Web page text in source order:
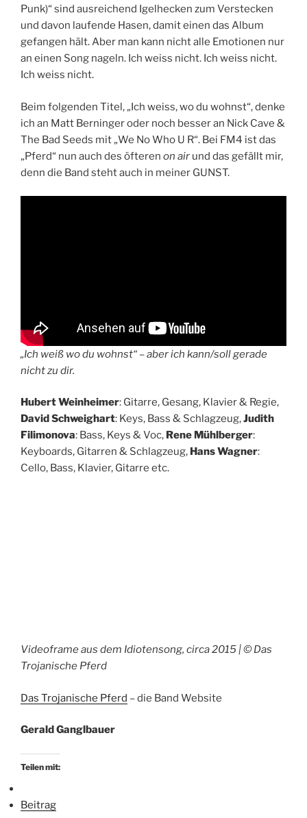
Punk)“ sind ausreichend Igelhecken zum Verstecken
und davon laufende Hasen, damit einen das Album
gefangen hält. Aber man kann nicht alle Emotionen nur
an einen Song nageln. Ich weiss nicht. Ich weiss nicht.
Ich weiss nicht.
Beim folgenden Titel, „Ich weiss, wo du wohnst“, denke
ich an Matt Berninger oder noch besser an Nick Cave &
The Bad Seeds mit „We No Who U R“. Bei FM4 ist das
„Pferd“ nun auch des öfteren on air und das gefällt mir,
denn die Band steht auch in meiner GUNST.
„Ich weiß wo du wohnst“ – aber ich kann/soll gerade
nicht zu dir.
Hubert Weinheimer: Gitarre, Gesang, Klavier & Regie,
David Schweighart: Keys, Bass & Schlagzeug,Judith
Filimonova: Bass, Keys & Voc, Rene Mühlberger:
Keyboards, Gitarren & Schlagzeug, Hans Wagner:
Cello, Bass, Klavier, Gitarre etc.
Videoframe aus dem Idiotensong, circa 2015 | © Das
Trojanische Pferd
Das Trojanische Pferd – die Band Website
Gerald Ganglbauer
Teilen mit:
Beitrag